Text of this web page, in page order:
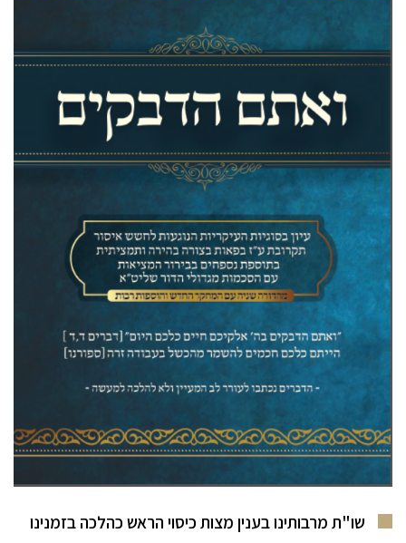
שו"ת מרבותינו בענין מצות כיסוי הראש כהלכה בזמנינו